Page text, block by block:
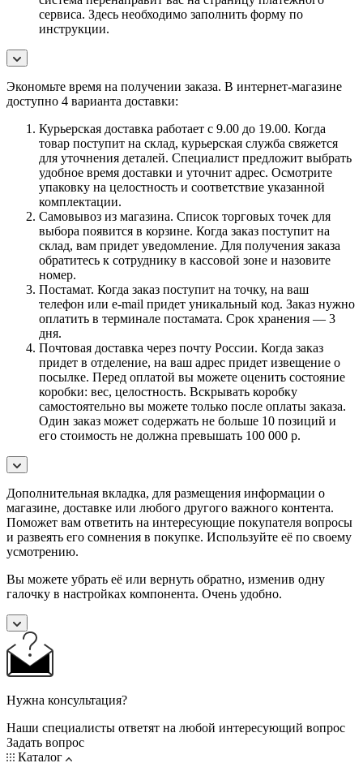
сервиса. Здесь необходимо заполнить форму по
инструкции.
Экономьте время на получении заказа. В интернет-магазине
доступно 4 варианта доставки:
Курьерская доставка работает с 9.00 до 19.00. Когда
товар поступит на склад, курьерская служба свяжется
для уточнения деталей. Специалист предложит выбрать
удобное время доставки и уточнит адрес. Осмотрите
упаковку на целостность и соответствие указанной
комплектации.
Самовывоз из магазина. Список торговых точек для
выбора появится в корзине. Когда заказ поступит на
склад, вам придет уведомление. Для получения заказа
обратитесь к сотруднику в кассовой зоне и назовите
номер.
Постамат. Когда заказ поступит на точку, на ваш
телефон или e-mail придет уникальный код. Заказ нужно
оплатить в терминале постамата. Срок хранения — 3
дня.
Почтовая доставка через почту России. Когда заказ
придет в отделение, на ваш адрес придет извещение о
посылке. Перед оплатой вы можете оценить состояние
коробки: вес, целостность. Вскрывать коробку
самостоятельно вы можете только после оплаты заказа.
Один заказ может содержать не больше 10 позиций и
его стоимость не должна превышать 100 000 р.
Дополнительная вкладка, для размещения информации о
магазине, доставке или любого другого важного контента.
Поможет вам ответить на интересующие покупателя вопросы
и развеять его сомнения в покупке. Используйте её по своему
усмотрению.
Вы можете убрать её или вернуть обратно, изменив одну
галочку в настройках компонента. Очень удобно.
Нужна консультация?
Наши специалисты ответят на любой интересующий вопрос
Задать вопрос
Каталог